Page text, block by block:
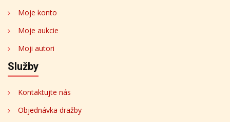
Moje konto
Moje aukcie
Moji autori
Služby
Kontaktujte nás
Objednávka dražby